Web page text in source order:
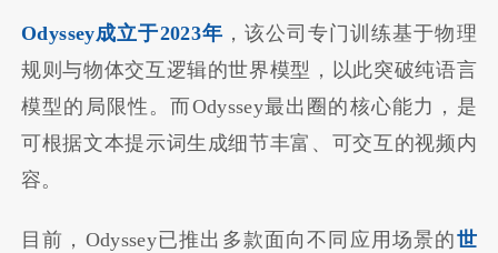
Odyssey成立于2023年 ，该公司专门训练基于物理
规则与物体交互逻辑的世界模型，以此突破纯语言
模型的局限性。而Odyssey最出圈的核心能力，是
可根据文本提示词生成细节丰富、可交互的视频内
容。
目前，Odyssey已推出多款面向不同应用场景的世